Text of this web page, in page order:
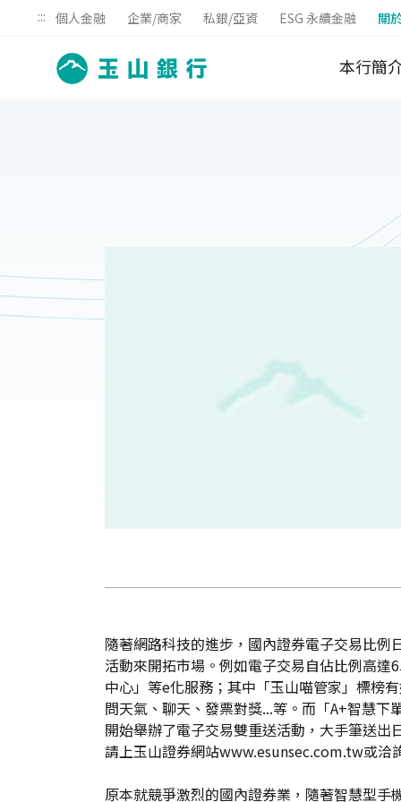
::: 個人金融 企業/商家 私銀/亞資 ESG 永續金融 關
本行簡
隨著網路科技的進步，國內證券電子交易比
活動來開拓市場。例如電子交易自佔比例高
中心」等e化服務；其中「玉山喵管家」標榜
問天氣、聊天、發票對獎...等。而「A+智慧
開始舉辦了電子交易雙重送活動，大手筆送
請上玉山證券網站www.esunsec.com.tw或洽
原本就競爭激烈的國內證券業，隨著智慧型